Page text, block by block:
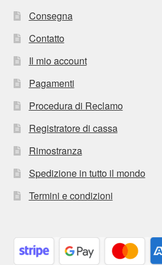
Consegna
Contatto
Il mio account
Pagamenti
Procedura di Reclamo
Registratore di cassa
Rimostranza
Spedizione in tutto il mondo
Termini e condizioni